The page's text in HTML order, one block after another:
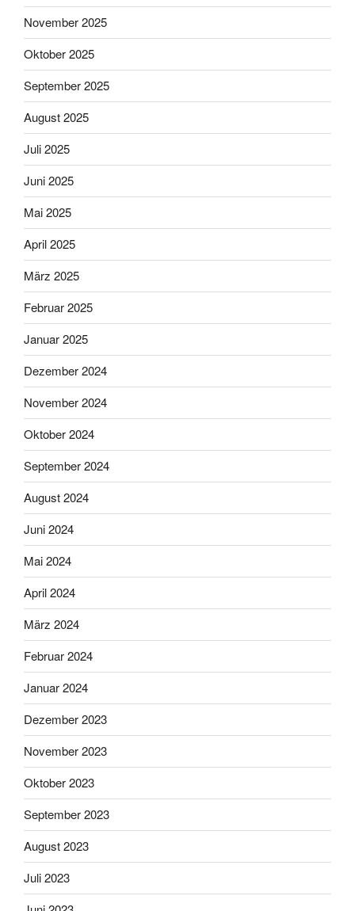
November 2025
Oktober 2025
September 2025
August 2025
Juli 2025
Juni 2025
Mai 2025
April 2025
März 2025
Februar 2025
Januar 2025
Dezember 2024
November 2024
Oktober 2024
September 2024
August 2024
Juni 2024
Mai 2024
April 2024
März 2024
Februar 2024
Januar 2024
Dezember 2023
November 2023
Oktober 2023
September 2023
August 2023
Juli 2023